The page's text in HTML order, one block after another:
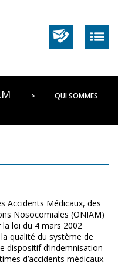
QUI SOMMES
Accidents Médicaux, des
Nosocomiales (ONIAM)
loi du 4 mars 2002
qualité du système de
dispositif d’indemnisation
d’accidents médicaux.